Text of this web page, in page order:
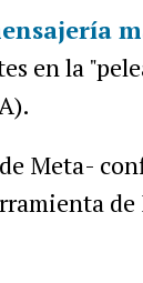
en la
Meta-